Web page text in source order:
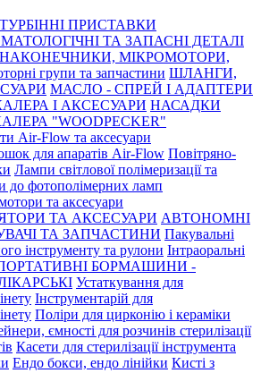
ПРИСТАВКИ
ТА ЗАПАСНІ ДЕТАЛІ
МІКРОМОТОРИ,
групи та запчастини ШЛАНГИ,
МАСЛО - СПРЕЙ І АДАПТЕРИ
І АКСЕСУАРИ НАСАДКИ
"WOODPECKER"
Air-Flow та аксесуари
для апаратів Air-Flow Повітряно-
Лампи світлової полімеризації та
до фотополімерних ламп
та аксесуари
ТА АКСЕСУАРИ АВТОНОМНІ
ТА ЗАПЧАСТИНИ Пакувальні
інструменту та рулони Інтраоральні
БОРМАШИНИ -
Устаткування для
Інструментарій для
Поліри для цирконію і кераміки
ємності для розчинів стерилізації
Касети для стерилізації інструмента
Ендо бокси, ендо лінійки Кисті з